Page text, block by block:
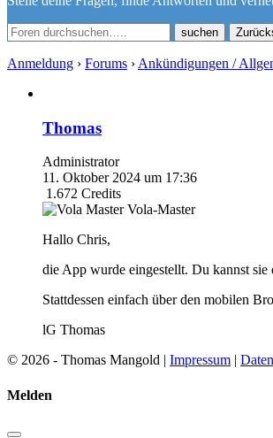
Anmeldung › Forums › Ankündigungen /
Thomas
Administrator
11. Oktober 2024 um 17:36
1.672 Credits
Vola-Master
Hallo Chris,
die App wurde eingestellt. Du kannst sie
Stattdessen einfach über den mobilen
lG Thomas
© 2026 - Thomas Mangold | Impressum |
Melden